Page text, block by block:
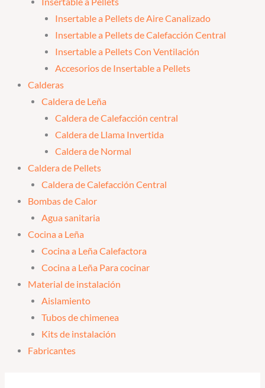
Insertable a Pellets de Aire Canalizado
Insertable a Pellets de Calefacción Central
Insertable a Pellets Con Ventilación
Accesorios de Insertable a Pellets
Calderas
Caldera de Leña
Caldera de Calefacción central
Caldera de Llama Invertida
Caldera de Normal
Caldera de Pellets
Caldera de Calefacción Central
Bombas de Calor
Agua sanitaria
Cocina a Leña
Cocina a Leña Calefactora
Cocina a Leña Para cocinar
Material de instalación
Aislamiento
Tubos de chimenea
Kits de instalación
Fabricantes